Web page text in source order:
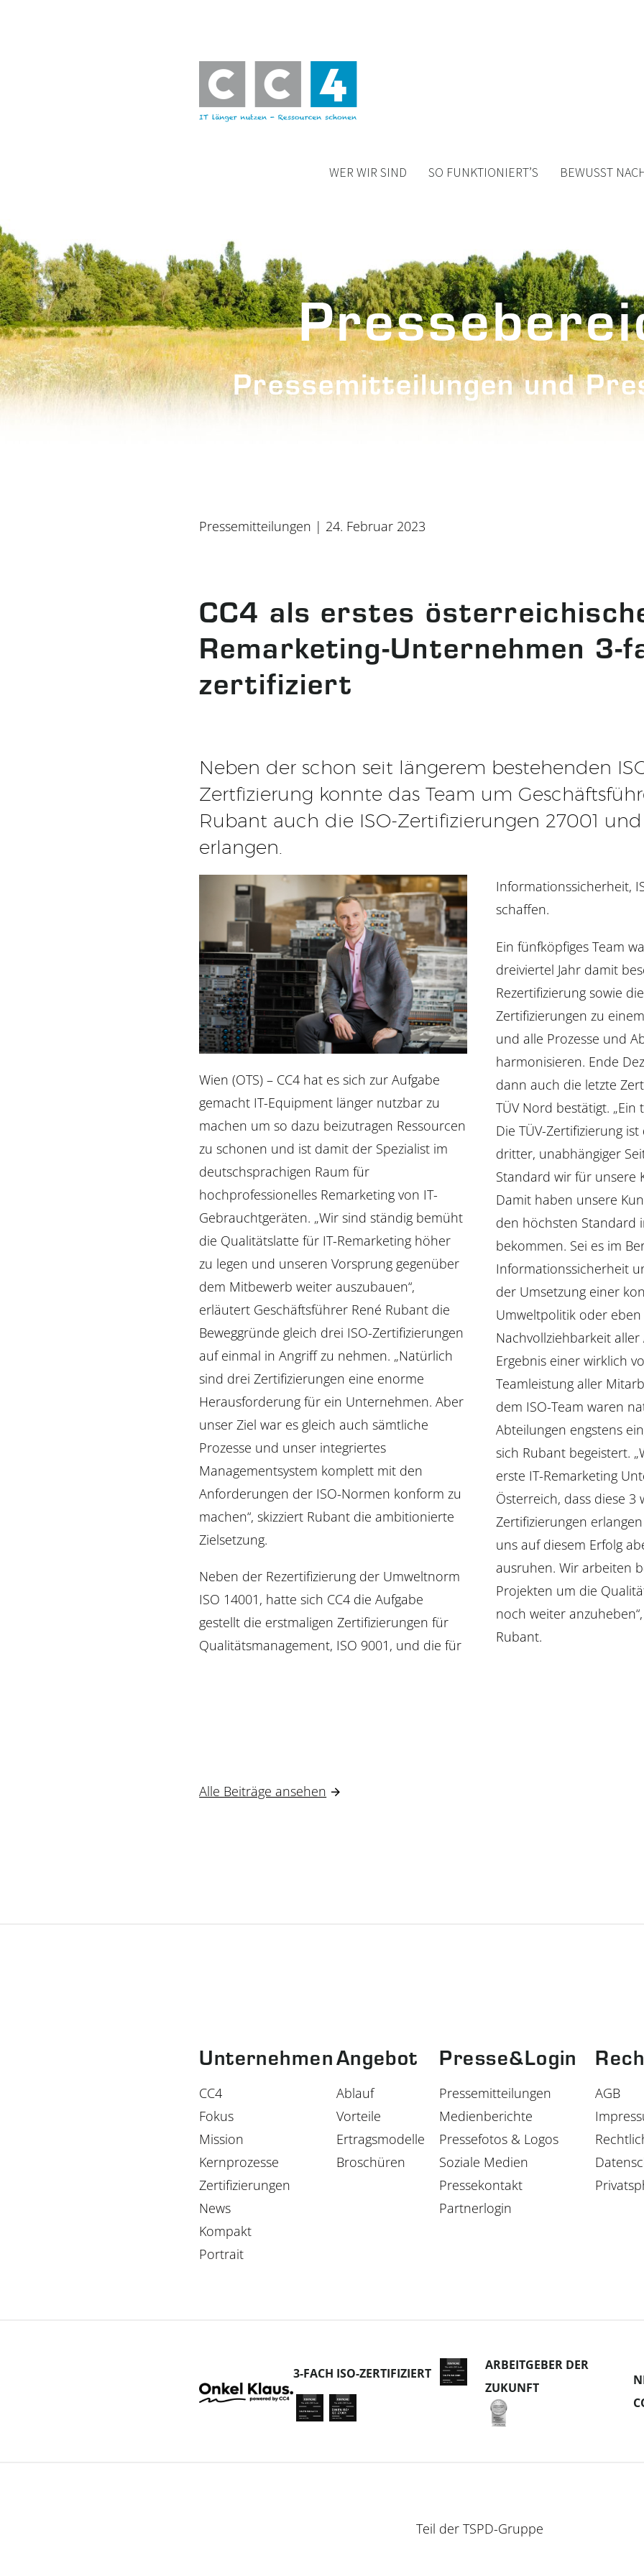
WER WIR SIND SO FUNKTIONIERT’S BEWUSST
Pressemitteilungen und
Pressemitteilungen | 24. Februar 2023
CC4 als erstes
Remarketing-Unternehmen 3-
zertifiziert
Neben der schon seit längerem bestehenden
Zertfizierung konnte das Team um
Rubant auch die ISO-Zertifizierungen 27001 und
erlangen.
Wien (OTS) – CC4 hat es sich zur Aufgabe
gemacht IT-Equipment länger nutzbar zu
machen um so dazu beizutragen Ressourcen
zu schonen und ist damit der Spezialist im
deutschsprachigen Raum für
hochprofessionelles Remarketing von IT-
Gebrauchtgeräten. „Wir sind ständig bemüht
die Qualitätslatte für IT-Remarketing höher
zu legen und unseren Vorsprung gegenüber
dem Mitbewerb weiter auszubauen“,
erläutert Geschäftsführer René Rubant die
Beweggründe gleich drei ISO-Zertifizierungen
auf einmal in Angriff zu nehmen. „Natürlich
sind drei Zertifizierungen eine enorme
Herausforderung für ein Unternehmen. Aber
unser Ziel war es gleich auch sämtliche
Prozesse und unser integriertes
Managementsystem komplett mit den
Anforderungen der ISO-Normen konform zu
machen“, skizziert Rubant die ambitionierte
Zielsetzung.
Neben der Rezertifizierung der Umweltnorm
ISO 14001, hatte sich CC4 die Aufgabe
gestellt die erstmaligen Zertifizierungen für
Qualitätsmanagement, ISO 9001, und die für
Informationssicherheit,
schaffen.
Ein fünfköpfiges Team
dreiviertel Jahr damit
Rezertifizierung sowie
Zertifizierungen zu
und alle Prozesse und
harmonisieren. Ende
dann auch die letzte
TÜV Nord bestätigt.
Die TÜV-Zertifizierung
dritter, unabhängiger
Standard wir für unsere
Damit haben unsere
den höchsten Standard
bekommen. Sei es im
Informationssicherheit
der Umsetzung einer
Umweltpolitik oder
Nachvollziehbarkeit aller
Ergebnis einer wirklich
Teamleistung aller
dem ISO-Team waren
Abteilungen engstens
sich Rubant begeistert.
erste IT-Remarketing
Österreich, dass diese 3
Zertifizierungen
uns auf diesem Erfolg
ausruhen. Wir arbeiten
Projekten um die
noch weiter
Rubant.
Alle Beiträge ansehen
Unternehmen
CC4
Fokus
Mission
Kernprozesse
Zertifizierungen
News
Kompakt
Portrait
Angebot
Ablauf
Vorteile
Ertragsmodelle
Broschüren
Presse&Login
Pressemitteilungen
Medienberichte
Pressefotos & Logos
Soziale Medien
Pressekontakt
Partnerlogin
AGB
3-FACH ISO-ZERTIFIZIERT
ARBEITGEBER DER
ZUKUNFT
Teil der TSPD-Gruppe